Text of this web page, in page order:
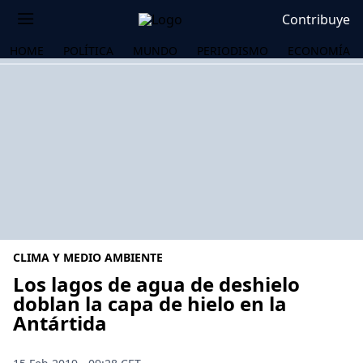
Contribuye
HOME POLÍTICA MUNDO PERIODISMO ECONOMÍA
CLIMA Y MEDIO AMBIENTE
Los lagos de agua de deshielo
doblan la capa de hielo en la
Antártida